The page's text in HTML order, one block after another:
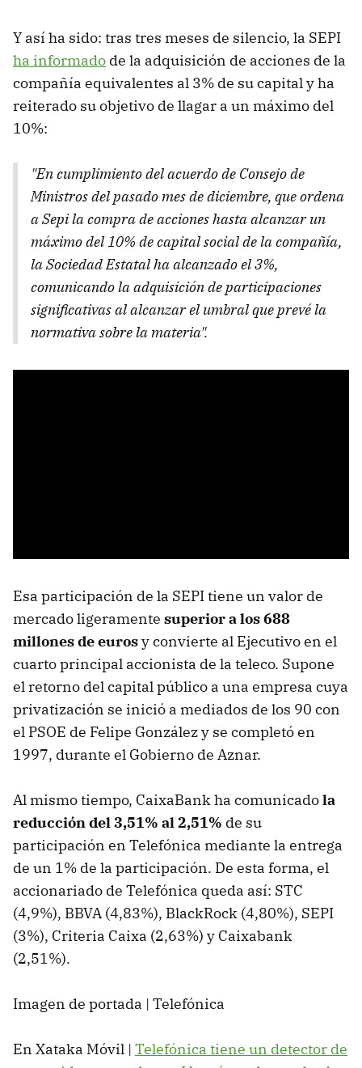
Y así ha sido: tras tres meses de silencio, la SEPI
ha informado de la adquisición de acciones de la
compañía equivalentes al 3% de su capital y ha
reiterado su objetivo de llagar a un máximo del
10%:
"En cumplimiento del acuerdo de Consejo de
Ministros del pasado mes de diciembre, que ordena
a Sepi la compra de acciones hasta alcanzar un
máximo del 10% de capital social de la compañía,
la Sociedad Estatal ha alcanzado el 3%,
comunicando la adquisición de participaciones
significativas al alcanzar el umbral que prevé la
normativa sobre la materia".
Esa participación de la SEPI tiene un valor de
mercado ligeramente superior a los 688
millones de eurosy convierte al Ejecutivo en el
cuarto principal accionista de la teleco. Supone
el retorno del capital público a una empresa cuya
privatización se inició a mediados de los 90 con
el PSOE de Felipe González y se completó en
1997, durante el Gobierno de Aznar.
Al mismo tiempo, CaixaBank ha comunicadola
reducción del 3,51% al 2,51% de su
participación en Telefónica mediante la entrega
de un 1% de la participación. De esta forma, el
accionariado de Telefónica queda así: STC
(4,9%), BBVA (4,83%), BlackRock (4,80%), SEPI
(3%), Criteria Caixa (2,63%) y Caixabank
(2,51%).
Imagen de portada | Telefónica
En Xataka Móvil | Telefónica tiene un detector de